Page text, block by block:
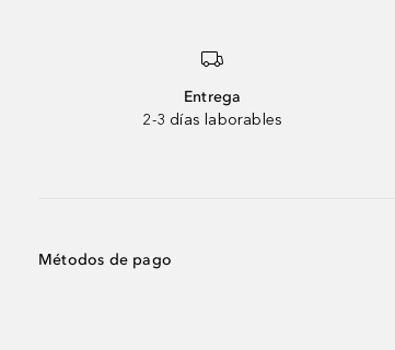
Entrega
2-3 días laborables
Métodos de pago